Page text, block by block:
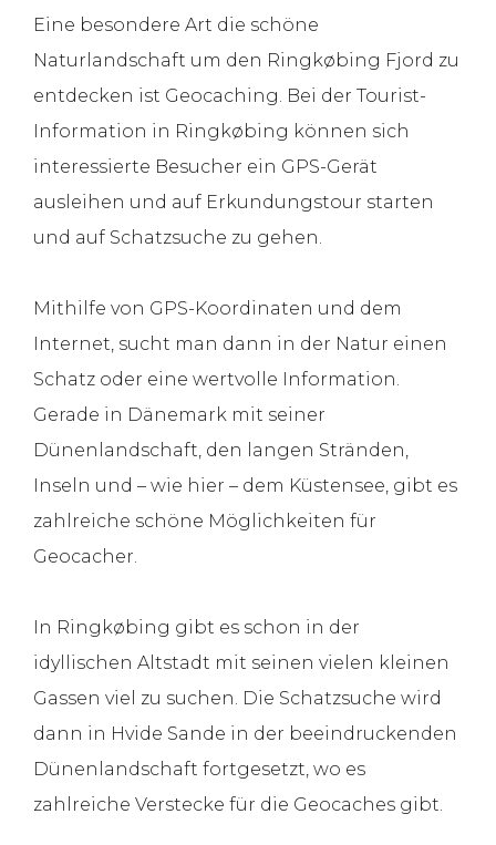
Eine besondere Art die schöne
Naturlandschaft um den Ringkøbing Fjord zu
entdecken ist Geocaching. Bei der Tourist-
Information in Ringkøbing können sich
interessierte Besucher ein GPS-Gerät
ausleihen und auf Erkundungstour starten
und auf Schatzsuche zu gehen.
Mithilfe von GPS-Koordinaten und dem
Internet, sucht man dann in der Natur einen
Schatz oder eine wertvolle Information.
Gerade in Dänemark mit seiner
Dünenlandschaft, den langen Stränden,
Inseln und – wie hier – dem Küstensee, gibt es
zahlreiche schöne Möglichkeiten für
Geocacher.
In Ringkøbing gibt es schon in der
idyllischen Altstadt mit seinen vielen kleinen
Gassen viel zu suchen. Die Schatzsuche wird
dann in Hvide Sande in der beeindruckenden
Dünenlandschaft fortgesetzt, wo es
zahlreiche Verstecke für die Geocaches gibt.